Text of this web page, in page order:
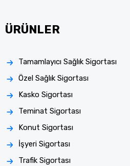
ÜRÜNLER
Tamamlayıcı Sağlık Sigortası
Özel Sağlık Sigortası
Kasko Sigortası
Teminat Sigortası
Konut Sigortası
İşyeri Sigortası
Trafik Sigortası